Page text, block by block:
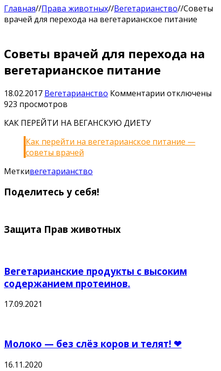
Главная//Права животных//Вегетарианство//Советы
врачей для перехода на вегетарианское питание
Советы врачей для перехода на
вегетарианское питание
18.02.2017 Вегетарианство Комментарии к
перехода
отключены
923 просмотров
КАК ПЕРЕЙТИ НА ВЕГАНСКУЮ ДИЕТУ
Как перейти на вегетарианское питание —
советы врачей
Меткивегетарианство
Поделитесь у себя!
Защита Прав животных
Вегетарианские продукты с высоким
содержанием протеинов.
17.09.2021
Молоко — без слёз коров и телят! ❤
16.11.2020